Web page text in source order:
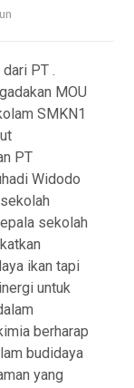
PT .
MOU
SMKN1
PT
Widodo
sekolah
ikan tapi
untuk
berharap
budidaya
yang